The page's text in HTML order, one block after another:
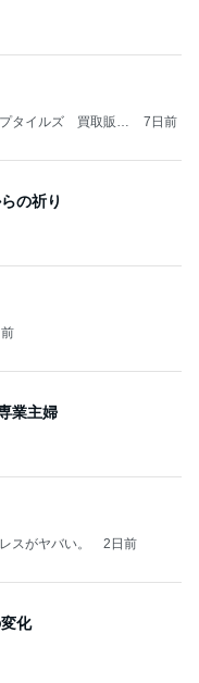
タイルズ 買取販売
7日前
の祈り
業主婦
スがヤバい。 2日前
化